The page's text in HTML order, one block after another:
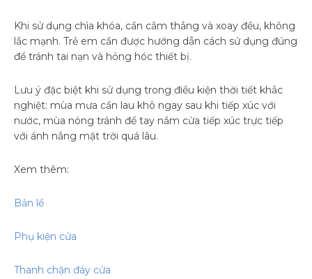
Khi sử dụng chìa khóa, cần cắm thẳng và xoay đều, không
lắc mạnh. Trẻ em cần được hướng dẫn cách sử dụng đúng
để tránh tai nạn và hỏng hóc thiết bị.
Lưu ý đặc biệt khi sử dụng trong điều kiện thời tiết khắc
nghiệt: mùa mưa cần lau khô ngay sau khi tiếp xúc với
nước, mùa nóng tránh để tay nắm cửa tiếp xúc trực tiếp
với ánh nắng mặt trời quá lâu.
Xem thêm:
Bản lề
Phụ kiện cửa
Thanh chặn đáy cửa